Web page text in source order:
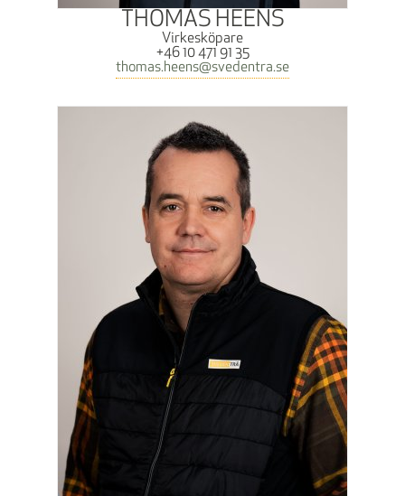
THOMAS HEENS
Virkesköpare
+46 10 471 91 35
thomas.heens@svedentra.se